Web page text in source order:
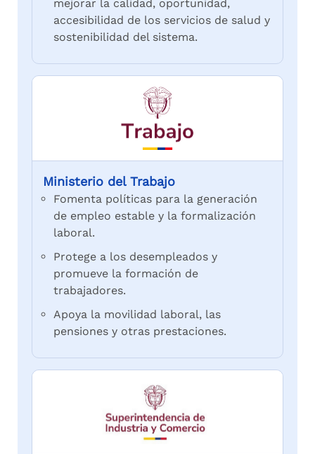
mejorar la calidad, oportunidad,
accesibilidad de los servicios de salud y
sostenibilidad del sistema.
Ministerio del Trabajo
Fomenta políticas para la generación
de empleo estable y la formalización
laboral.
Protege a los desempleados y
promueve la formación de
trabajadores.
Apoya la movilidad laboral, las
pensiones y otras prestaciones.